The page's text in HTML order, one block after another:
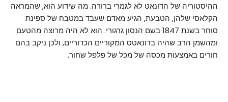
ההיסטוריה של הדונאט לא לגמרי ברורה. מה שידוע הוא, שהמראה
הקלאסי שלהן, הטבעת, הגיע מאדם שעבד במטבח של ספינת
סוחר בשנת 1847 בשם הנסון גרגורי. הוא לא היה מרוצה מהטעם
ומהשמן הרב שהיה בדונאטס המקוריים הכדוריים, ולכן ניקב בהם
חורים באמצעות מכסה של מכל של פלפל שחור.